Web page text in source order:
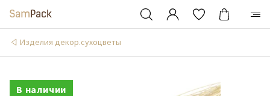
Изделия декор.сухоцветы
В наличии